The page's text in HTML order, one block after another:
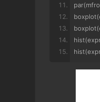
par(
boxplot(
boxplot(
hist(
hist(